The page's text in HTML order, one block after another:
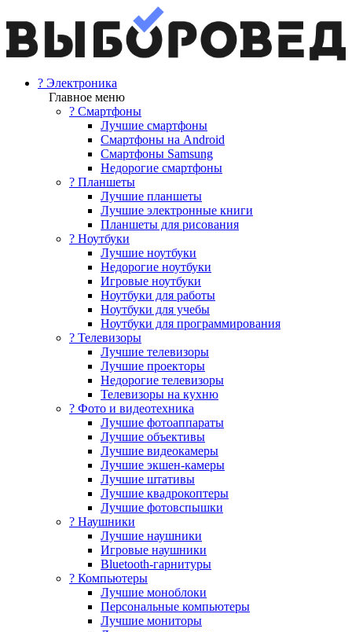
? Электроника
Главное меню
? Смартфоны
Лучшие смартфоны
Смартфоны на Android
Смартфоны Samsung
Недорогие смартфоны
? Планшеты
Лучшие планшеты
Лучшие электронные книги
Планшеты для рисования
? Ноутбуки
Лучшие ноутбуки
Недорогие ноутбуки
Игровые ноутбуки
Ноутбуки для работы
Ноутбуки для учебы
Ноутбуки для программирования
? Телевизоры
Лучшие телевизоры
Лучшие проекторы
Недорогие телевизоры
Телевизоры на кухню
? Фото и видеотехника
Лучшие фотоаппараты
Лучшие объективы
Лучшие видеокамеры
Лучшие экшен-камеры
Лучшие штативы
Лучшие квадрокоптеры
Лучшие фотовспышки
? Наушники
Лучшие наушники
Игровые наушники
Bluetooth-гарнитуры
?️ Компьютеры
Лучшие моноблоки
Персональные компьютеры
Лучшие мониторы